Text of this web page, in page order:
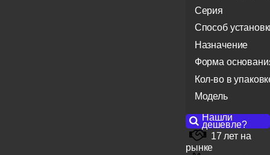
Серия
Способ
Назначение
Форма
Кол-во в
Модель
Нашли
дешевле?
17 лет на
рынке